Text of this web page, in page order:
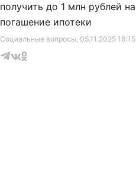
Социальные вопросы, 05.11.2025 16:15
получить до 1 млн рублей на
погашение ипотеки